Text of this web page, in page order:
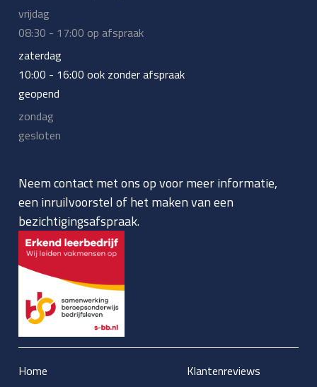
vrijdag
08:30 - 17:00 op afspraak
zaterdag
10:00 - 16:00 ook zonder afspraak
geopend
zondag
gesloten
Neem contact met ons op voor meer informatie,
een inruilvoorstel of het maken van een
bezichtigingsafspraak.
Home
Klantenreviews